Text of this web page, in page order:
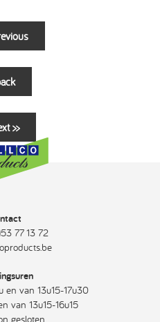
>>
77 13 72
en van 13u15-17u30
van 13u15-16u15
gesloten